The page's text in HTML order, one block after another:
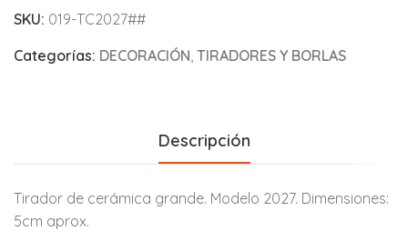
SKU: 019-TC2027##
Categorías: DECORACIÓN, TIRADORES Y BORLAS
Descripción
Tirador de cerámica grande. Modelo 2027. Dimensiones:
5cm aprox.